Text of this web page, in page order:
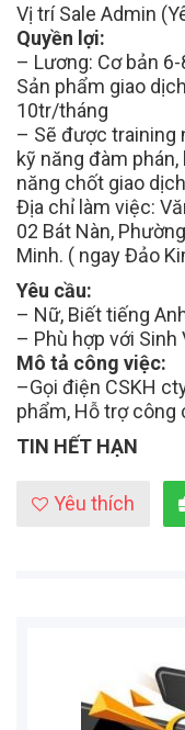
Vị trí Sale Admin
Quyền lợi:
– Lương: Cơ bản
Sản phẩm giao
10tr/tháng
– Sẽ được training
kỹ năng đàm
năng chốt giao
Địa chỉ làm việc:
02 Bát Nàn,
Minh. ( ngay Đảo
Yêu cầu:
– Nữ, Biết tiếng
– Phù hợp với
Mô tả công việc:
–Gọi điện CSKH
phẩm, Hỗ trợ công
TIN HẾT HẠN
Yêu thích